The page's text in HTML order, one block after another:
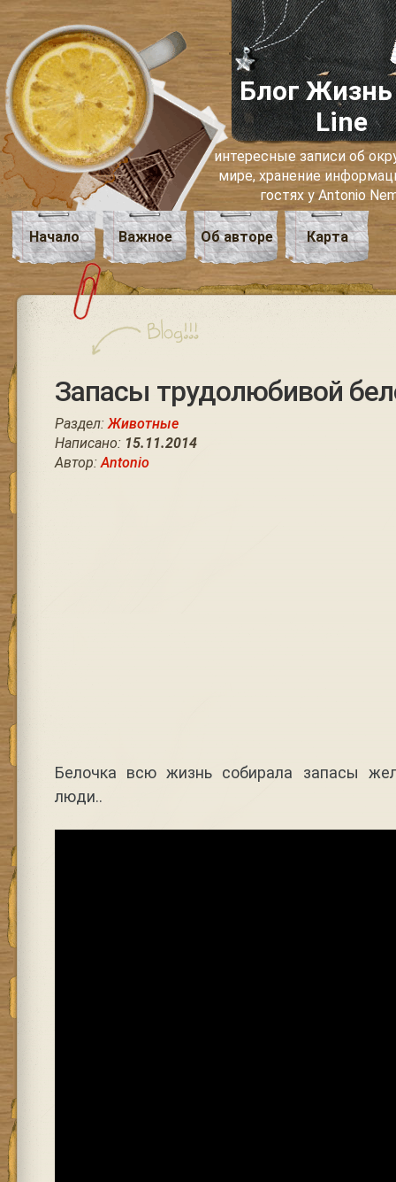
Блог Жизнь
Line
интересные записи об
мире, хранение
гостях у Antonio
Начало Важное Об авторе Карта
Запасы трудолюбивой
Раздел:Животные
Написано: 15.11.2014
Автор:Antonio
Белочка всю жизнь собирала запасы
люди..